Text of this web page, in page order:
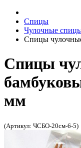
Спицы
Чулочные
Спицы
Спицы
мм
(Артикул: ЧСБО-20см-6-5)